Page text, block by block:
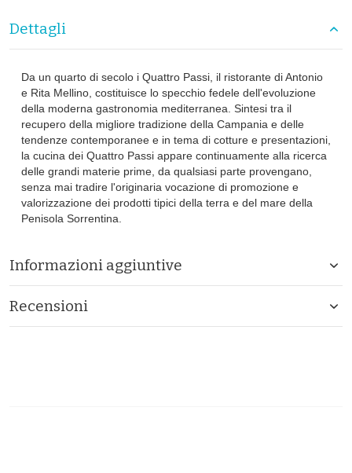
Dettagli
Da un quarto di secolo i Quattro Passi, il ristorante di Antonio
e Rita Mellino, costituisce lo specchio fedele dell'evoluzione
della moderna gastronomia mediterranea. Sintesi tra il
recupero della migliore tradizione della Campania e delle
tendenze contemporanee e in tema di cotture e presentazioni,
la cucina dei Quattro Passi appare continuamente alla ricerca
delle grandi materie prime, da qualsiasi parte provengano,
senza mai tradire l'originaria vocazione di promozione e
valorizzazione dei prodotti tipici della terra e del mare della
Penisola Sorrentina.
Informazioni aggiuntive
Recensioni